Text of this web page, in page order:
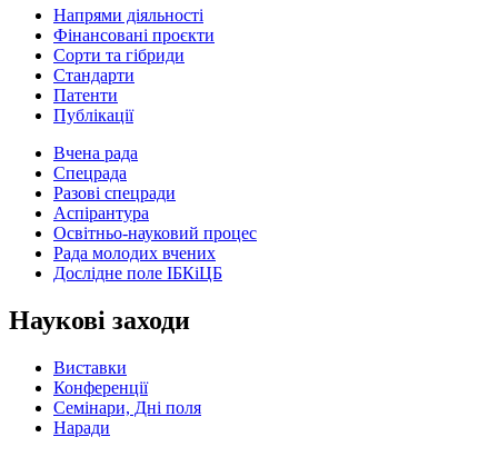
Напрями діяльності
Фінансовані проєкти
Сорти та гібриди
Стандарти
Патенти
Публікації
Вчена рада
Спецрада
Разові спецради
Аспірантура
Освітньо-науковий процес
Рада молодих вчених
Дослідне поле ІБКіЦБ
Наукові заходи
Виставки
Конференції
Семінари, Дні поля
Наради